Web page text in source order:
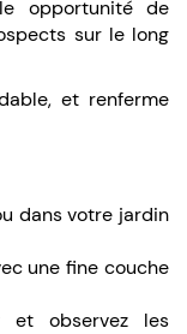
opportunité de
sur le long
et renferme
dans votre jardin
une fine couche
et observez les